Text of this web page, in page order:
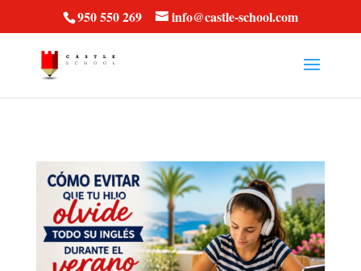
950 550 269 info@castle-school.com